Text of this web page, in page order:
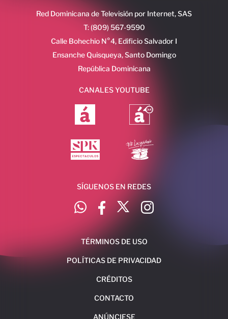
Red Dominicana de Televisión por Internet, SAS
T: (809) 567-9590
Calle Bohechio N°4, Edificio Salvador I
Ensanche Quisqueya, Santo Domingo
República Dominicana
CANALES YOUTUBE
SÍGUENOS EN REDES
TÉRMINOS DE USO
POLÍTICAS DE PRIVACIDAD
CRÉDITOS
CONTACTO
ANÚNCIESE